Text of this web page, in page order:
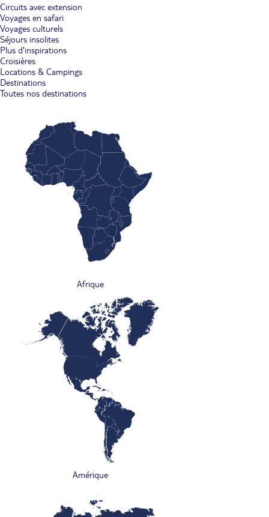
Circuits avec extension
Voyages en safari
Voyages culturels
Séjours insolites
Plus d'inspirations
Croisières
Locations & Campings
Destinations
Toutes nos destinations
Afrique
Amérique